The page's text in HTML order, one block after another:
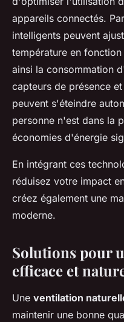
appareils connectés.
intelligents peuvent
température en
ainsi la consommation
capteurs de présence
peuvent s'éteindre
personne n'est dans la
économies d'énergie
En intégrant ces
réduisez votre impact
créez également une
moderne.
Solutions pour
efficace et
Une ventilation
maintenir une bonne